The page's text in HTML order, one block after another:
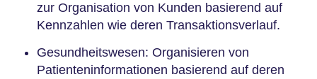
zur Organisation von Kunden basierend auf
Kennzahlen wie deren Transaktionsverlauf.
Gesundheitswesen: Organisieren von
Patienteninformationen basierend auf deren